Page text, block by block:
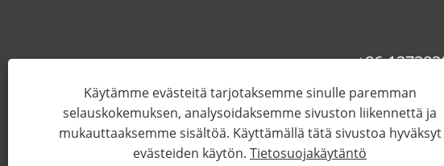
+86-
Copyright © 2022 Wenzhou Feihua Printing
Käytämme evästeitä tarjotaksemme sinulle paremman
selauskokemuksen, analysoidaksemme sivuston liikennettä ja
mukauttaaksemme sisältöä. Käyttämällä tätä sivustoa hyväksyt
evästeiden käytön. Tietosuojakäytäntö